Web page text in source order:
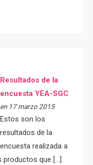
Resultados de la
encuesta YEA-SGC
en 17 marzo 2015
Estos son los
resultados de la
encuesta realizada a
productos que […]